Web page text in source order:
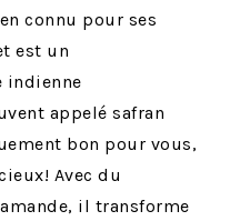
connu pour ses
est un
indienne
appelé safran
bon pour vous,
Avec du
il transforme